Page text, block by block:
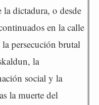
dictadura, o desde
en la calle
la persecución brutal
la
social y la
la muerte del